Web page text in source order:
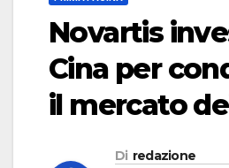
Novartis
Cina per
il mercato
Di redazione